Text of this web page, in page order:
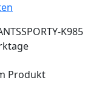
K985
Produkt